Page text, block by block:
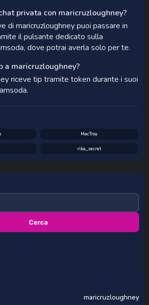
privata con maricruzloughney?
di maricruzloughney puoi passare in
il pulsante dedicato sulla
dove potrai averla solo per te.
a maricruzloughney?
riceve tip tramite token durante i suoi
MacTroy
rika_secret
Cerca
maricruzloughney